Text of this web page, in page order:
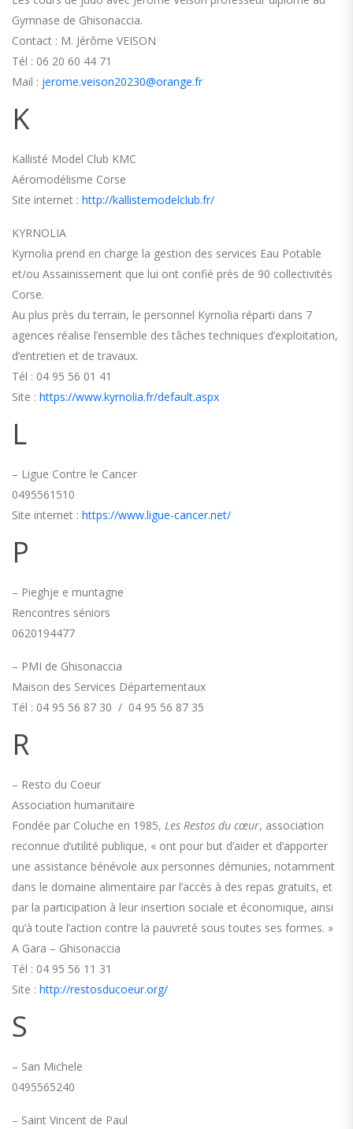
Gymnase de Ghisonaccia.
Contact : M. Jérôme VEISON
Tél : 06 20 60 44 71
Mail : jerome.veison20230@orange.fr
K
Kallisté Model Club KMC
Aéromodélisme Corse
Site internet : http://kallistemodelclub.fr/
KYRNOLIA
Kyrnolia prend en charge la gestion des services Eau Potable
et/ou Assainissement que lui ont confié près de 90 collectivités
Corse.
Au plus près du terrain, le personnel Kyrnolia réparti dans 7
agences réalise l’ensemble des tâches techniques d’exploitation,
d’entretien et de travaux.
Tél : 04 95 56 01 41
Site : https://www.kyrnolia.fr/default.aspx
L
– Ligue Contre le Cancer
0495561510
Site internet : https://www.ligue-cancer.net/
P
– Pieghje e muntagne
Rencontres séniors
0620194477
– PMI de Ghisonaccia
Maison des Services Départementaux
Tél : 04 95 56 87 30 / 04 95 56 87 35
R
– Resto du Coeur
Association humanitaire
Fondée par Coluche en 1985, Les Restos du cœur, association
reconnue d’utilité publique, « ont pour but d’aider et d’apporter
une assistance bénévole aux personnes démunies, notamment
dans le domaine alimentaire par l’accès à des repas gratuits, et
par la participation à leur insertion sociale et économique, ainsi
qu’à toute l’action contre la pauvreté sous toutes ses formes. »
A Gara – Ghisonaccia
Tél : 04 95 56 11 31
Site : http://restosducoeur.org/
S
– San Michele
0495565240
– Saint Vincent de Paul